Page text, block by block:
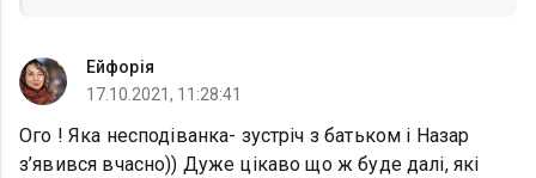
Ейфорія
17.10.2021, 11:28:41
Ого ! Яка несподіванка- зустріч з батьком і Назар
з’явився вчасно)) Дуже цікаво що ж буде далі, які